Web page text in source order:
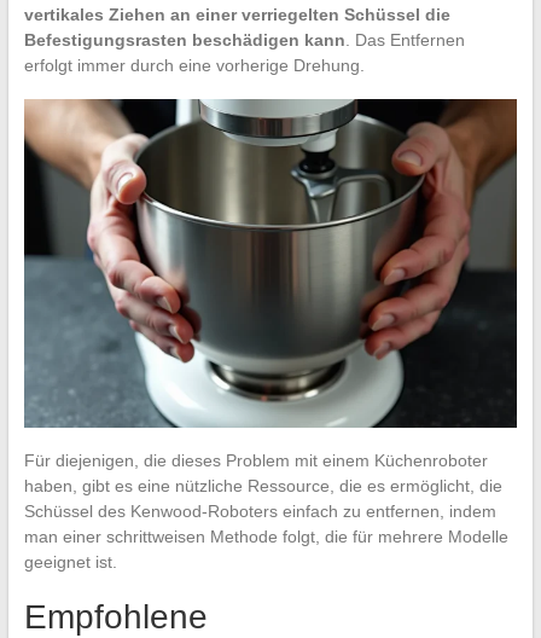
vertikales Ziehen an einer verriegelten Schüssel die
Befestigungsrasten beschädigen kann . Das Entfernen
erfolgt immer durch eine vorherige Drehung.
Für diejenigen, die dieses Problem mit einem Küchenroboter
haben, gibt es eine nützliche Ressource, die es ermöglicht, die
Schüssel des Kenwood-Roboters einfach zu entfernen, indem
man einer schrittweisen Methode folgt, die für mehrere Modelle
geeignet ist.
Empfohlene